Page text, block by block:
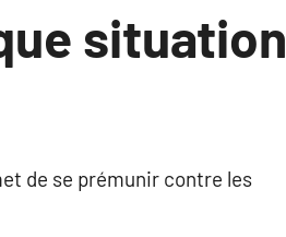
situation
de se prémunir contre les